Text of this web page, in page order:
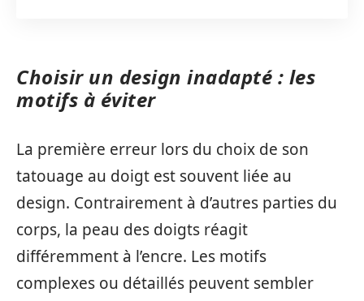
Choisir un design inadapté : les
motifs à éviter
La première erreur lors du choix de son
tatouage au doigt est souvent liée au
design. Contrairement à d’autres parties du
corps, la peau des doigts réagit
différemment à l’encre. Les motifs
complexes ou détaillés peuvent sembler